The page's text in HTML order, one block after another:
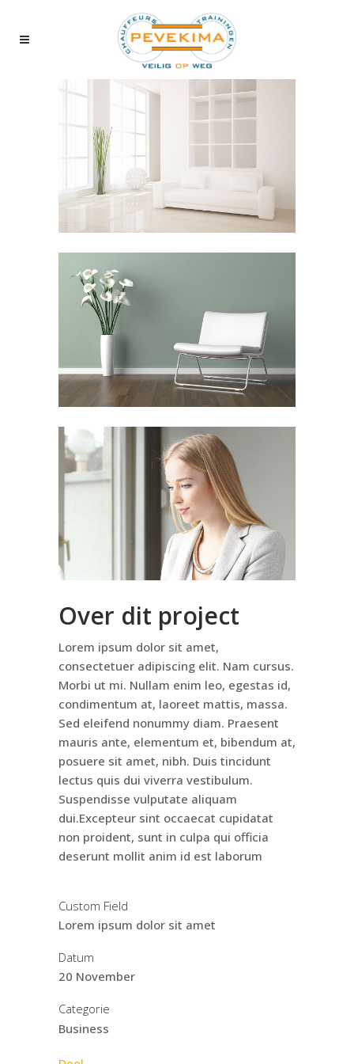
Over dit project
Lorem ipsum dolor sit amet,
consectetuer adipiscing elit. Nam cursus.
Morbi ut mi. Nullam enim leo, egestas id,
condimentum at, laoreet mattis, massa.
Sed eleifend nonummy diam. Praesent
mauris ante, elementum et, bibendum at,
posuere sit amet, nibh. Duis tincidunt
lectus quis dui viverra vestibulum.
Suspendisse vulputate aliquam
dui.Excepteur sint occaecat cupidatat
non proident, sunt in culpa qui officia
deserunt mollit anim id est laborum
Custom Field
Lorem ipsum dolor sit amet
Datum
20 November
Categorie
Business